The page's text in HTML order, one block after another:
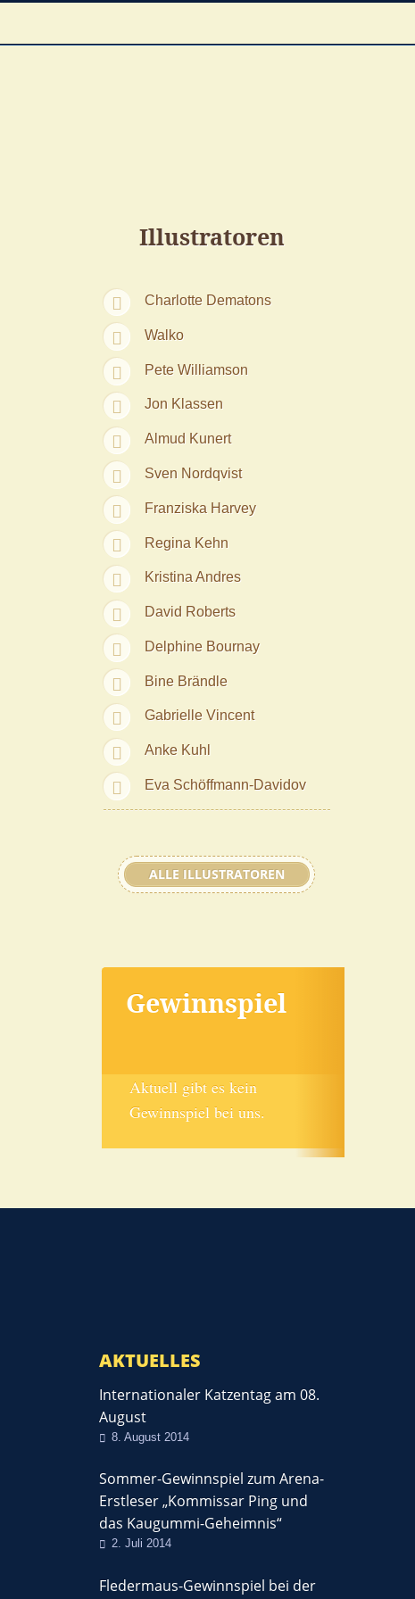
Illustratoren
Charlotte Dematons
Walko
Pete Williamson
Jon Klassen
Almud Kunert
Sven Nordqvist
Franziska Harvey
Regina Kehn
Kristina Andres
David Roberts
Delphine Bournay
Bine Brändle
Gabrielle Vincent
Anke Kuhl
Eva Schöffmann-Davidov
ALLE ILLUSTRATOREN
Gewinnspiel
Aktuell gibt es kein
Gewinnspiel bei uns.
AKTUELLES
Internationaler Katzentag am 08.
August
8. August 2014
Sommer-Gewinnspiel zum Arena-
Erstleser „Kommissar Ping und
das Kaugummi-Geheimnis“
2. Juli 2014
Fledermaus-Gewinnspiel bei der